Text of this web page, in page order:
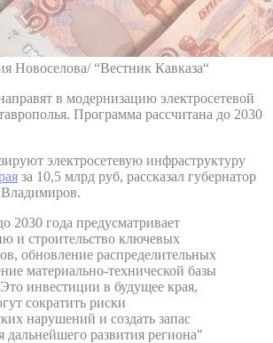
Новоселова/ “Вестник Кавказа“
в модернизацию электросетевой
Программа рассчитана до 2030
электросетевую инфраструктуру
за 10,5 млрд руб, рассказал губернатор
2030 года предусматривает
и строительство ключевых
обновление распределительных
материально-технической базы
инвестиции в будущее края,
сократить риски
нарушений и создать запас
дальнейшего развития региона"